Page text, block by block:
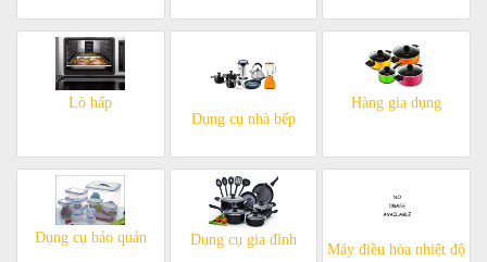
Lò hấp
Dụng cụ nhà bếp
Hàng gia dụng
Dụng cụ bảo quản Dụng cụ gia đình
Máy điều hòa nhiệt độ